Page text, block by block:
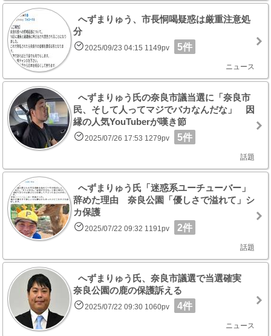
へずまりゅう、市長恫喝疑惑は厳重注意処
分
2025/09/23 04:15 1149pv 5件
ニュース
へずまりゅう氏の奈良市議当選に「奈良市
民、そして人ってマジでバカなんだな」 因
縁の人気YouTuberが嘆き節
2025/07/26 17:53 1279pv 5件
話題
へずまりゅう氏「迷惑系ユーチューバー」
辞めた理由 奈良公園「優しさで溢れて」シ
カ保護
2025/07/22 09:32 1191pv 2件
話題
へずまりゅう氏、奈良市議選で当選確実
奈良公園の鹿の保護訴える
2025/07/22 09:30 1060pv 4件
ニュース